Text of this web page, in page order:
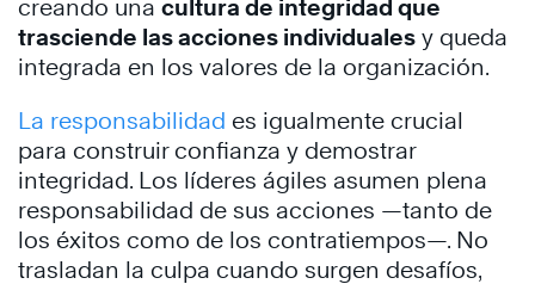
creando una cultura de integridad que
trasciende las acciones individuales y queda
integrada en los valores de la organización.
La responsabilidad es igualmente crucial
para construir confianza y demostrar
integridad. Los líderes ágiles asumen plena
responsabilidad de sus acciones —tanto de
los éxitos como de los contratiempos—. No
trasladan la culpa cuando surgen desafíos,